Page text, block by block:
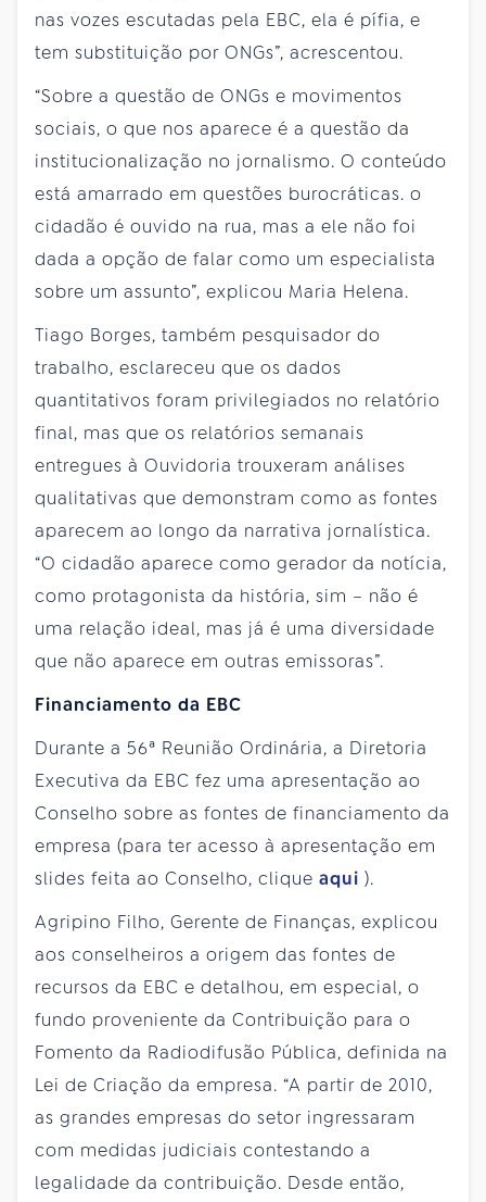
nas vozes escutadas pela EBC, ela é pífia, e
tem substituição por ONGs”, acrescentou.
“Sobre a questão de ONGs e movimentos
sociais, o que nos aparece é a questão da
institucionalização no jornalismo. O conteúdo
está amarrado em questões burocráticas. o
cidadão é ouvido na rua, mas a ele não foi
dada a opção de falar como um especialista
sobre um assunto”, explicou Maria Helena.
Tiago Borges, também pesquisador do
trabalho, esclareceu que os dados
quantitativos foram privilegiados no relatório
final, mas que os relatórios semanais
entregues à Ouvidoria trouxeram análises
qualitativas que demonstram como as fontes
aparecem ao longo da narrativa jornalística.
“O cidadão aparece como gerador da notícia,
como protagonista da história, sim – não é
uma relação ideal, mas já é uma diversidade
que não aparece em outras emissoras”.
Financiamento da EBC
Durante a 56ª Reunião Ordinária, a Diretoria
Executiva da EBC fez uma apresentação ao
Conselho sobre as fontes de financiamento da
empresa (para ter acesso à apresentação em
slides feita ao Conselho, clique aqui ).
Agripino Filho, Gerente de Finanças, explicou
aos conselheiros a origem das fontes de
recursos da EBC e detalhou, em especial, o
fundo proveniente da Contribuição para o
Fomento da Radiodifusão Pública, definida na
Lei de Criação da empresa. “A partir de 2010,
as grandes empresas do setor ingressaram
com medidas judiciais contestando a
legalidade da contribuição. Desde então,